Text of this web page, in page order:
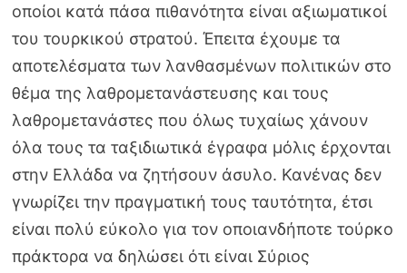
οποίοι κατά πάσα πιθανότητα είναι αξιωματικοί
του τουρκικού στρατού. Έπειτα έχουμε τα
αποτελέσματα των λανθασμένων πολιτικών στο
θέμα της λαθρομετανάστευσης και τους
λαθρομετανάστες που όλως τυχαίως χάνουν
όλα τους τα ταξιδιωτικά έγραφα μόλις έρχονται
στην Ελλάδα να ζητήσουν άσυλο. Κανένας δεν
γνωρίζει την πραγματική τους ταυτότητα, έτσι
είναι πολύ εύκολο για τον οποιανδήποτε τούρκο
πράκτορα να δηλώσει ότι είναι Σύριος